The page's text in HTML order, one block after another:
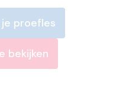
proefles
bekijken